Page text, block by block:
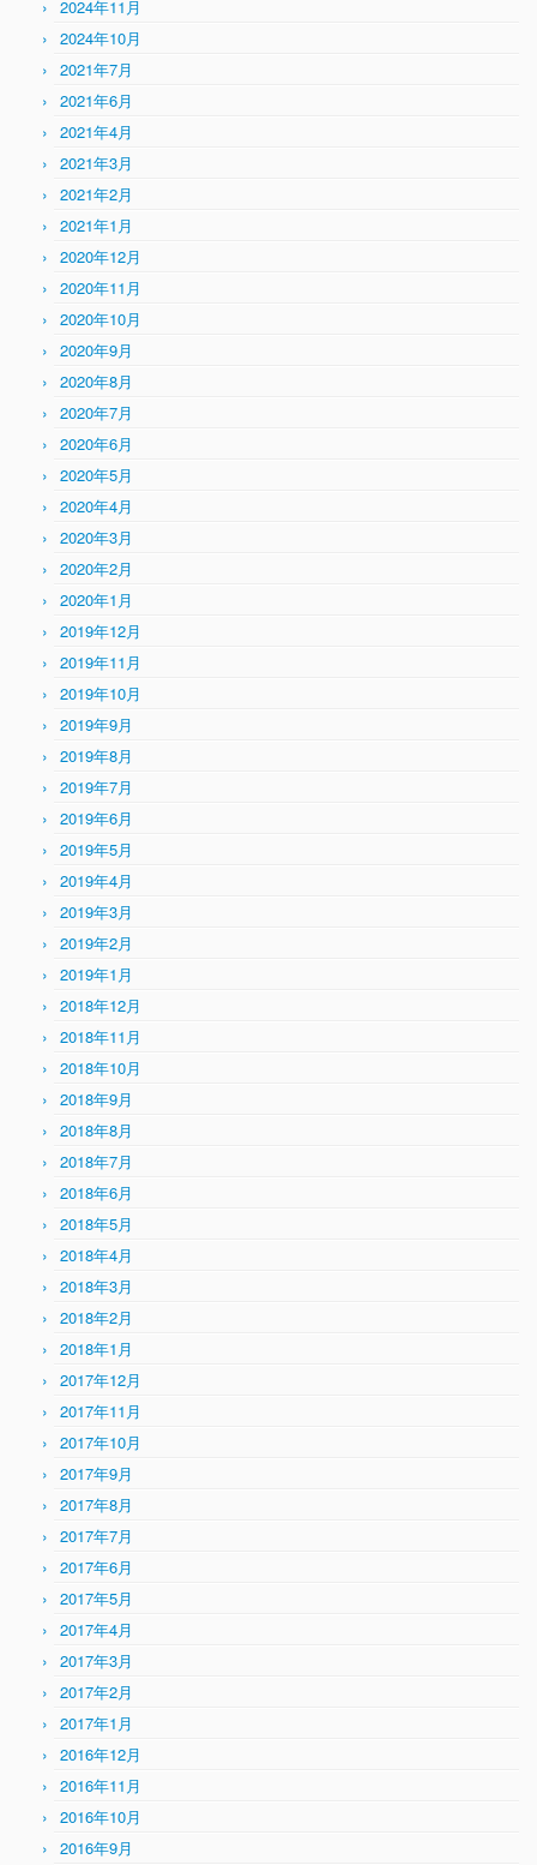
2024年11月
2024年10月
2021年7月
2021年6月
2021年4月
2021年3月
2021年2月
2021年1月
2020年12月
2020年11月
2020年10月
2020年9月
2020年8月
2020年7月
2020年6月
2020年5月
2020年4月
2020年3月
2020年2月
2020年1月
2019年12月
2019年11月
2019年10月
2019年9月
2019年8月
2019年7月
2019年6月
2019年5月
2019年4月
2019年3月
2019年2月
2019年1月
2018年12月
2018年11月
2018年10月
2018年9月
2018年8月
2018年7月
2018年6月
2018年5月
2018年4月
2018年3月
2018年2月
2018年1月
2017年12月
2017年11月
2017年10月
2017年9月
2017年8月
2017年7月
2017年6月
2017年5月
2017年4月
2017年3月
2017年2月
2017年1月
2016年12月
2016年11月
2016年10月
2016年9月